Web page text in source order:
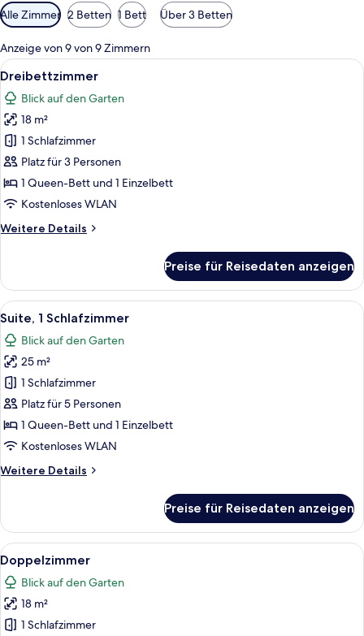
Verfügbare
Filter
für
Zimmer
Alle Zimmer 2 Betten 1 Bett Über 3 Betten
Anzeige von 9 von 9 Zimmern
Alle
Fotos
für
Dreibettzimmer
anzeigen
Ein Hotelzimmer mit einem Bett,
24
Dreibettzimmer
Blick auf den Garten
18 m²
1 Schlafzimmer
Platz für 3 Personen
1 Queen-Bett und 1 Einzelbett
Kostenloses WLAN
Weitere Details
Weitere
Preise für Reisedaten anzeigen
Alle
Fotos
für
Suite,
Schlafzimmer
anzeigen
Ein Hotelzimmer mit Bett,
12
Suite, 1 Schlafzimmer
Blick auf den Garten
25 m²
1 Schlafzimmer
Platz für 5 Personen
1 Queen-Bett und 1 Einzelbett
Kostenloses WLAN
Weitere Details
Weitere
1
Schlafzimmer
Preise für Reisedaten anzeigen
Alle
Fotos
für
Doppelzimmer
anzeigen
Ein Hotelzimmer mit einem großen
49
Doppelzimmer
Blick auf den Garten
18 m²
1 Schlafzimmer